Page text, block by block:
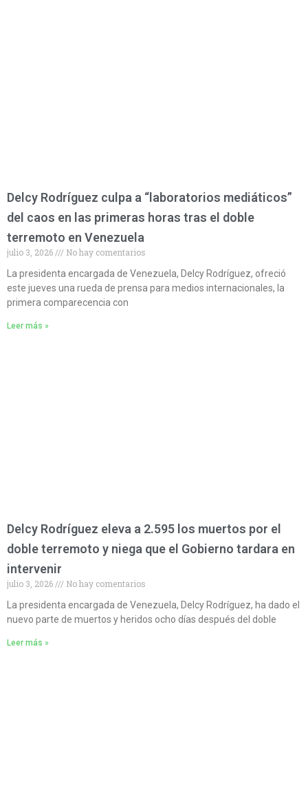
Delcy Rodríguez culpa a “laboratorios mediáticos”
del caos en las primeras horas tras el doble
terremoto en Venezuela
julio 3, 2026
No hay comentarios
La presidenta encargada de Venezuela, Delcy Rodríguez, ofreció
este jueves una rueda de prensa para medios internacionales, la
primera comparecencia con
Leer más »
Delcy Rodríguez eleva a 2.595 los muertos por el
doble terremoto y niega que el Gobierno tardara en
intervenir
julio 3, 2026
No hay comentarios
La presidenta encargada de Venezuela, Delcy Rodríguez, ha dado el
nuevo parte de muertos y heridos ocho días después del doble
Leer más »